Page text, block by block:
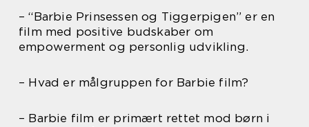
– “Barbie Prinsessen og Tiggerpigen” er en
film med positive budskaber om
empowerment og personlig udvikling.
– Hvad er målgruppen for Barbie film?
– Barbie film er primært rettet mod børn i